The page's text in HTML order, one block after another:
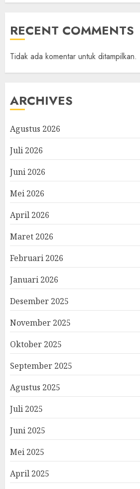
RECENT COMMENTS
Tidak ada komentar untuk ditampilkan.
ARCHIVES
Agustus 2026
Juli 2026
Juni 2026
Mei 2026
April 2026
Maret 2026
Februari 2026
Januari 2026
Desember 2025
November 2025
Oktober 2025
September 2025
Agustus 2025
Juli 2025
Juni 2025
Mei 2025
April 2025